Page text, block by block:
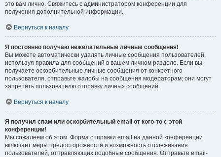
это вам лично. Свяжитесь с администратором конференции для
получения дополнительной информации.
Вернуться к началу
Я постоянно получаю нежелательные личные сообщения!
Вы можете автоматически удалять личные сообщения пользователей,
используя правила для сообщений в вашем личном разделе. Если вы
получаете оскорбительные личные сообщения от конкретного
пользователя, отправьте жалобы на сообщения модераторам; они могут
запретить пользователю отправку личных сообщений.
Вернуться к началу
Я получил спам или оскорбительный email от кого-то с этой
конференции!
Мы сожалеем об этом. Форма отправки email на данной конференции
включает меры предосторожности и возможность отслеживания
пользователей, отправляющих подобные сообщения. Отправьте email-